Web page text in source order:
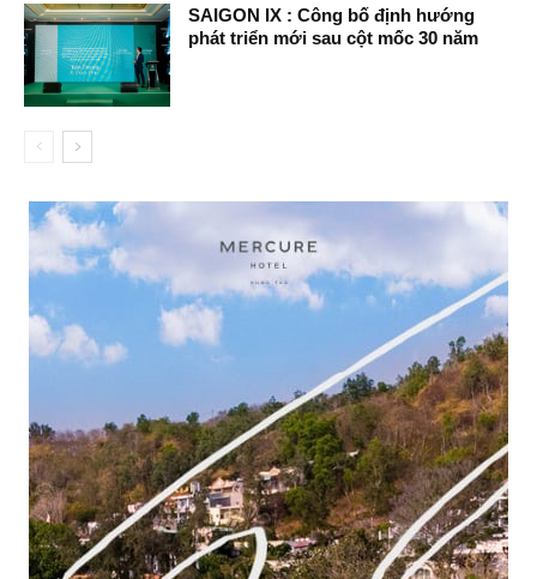
SAIGON IX : Công bố định hướng
phát triển mới sau cột mốc 30 năm